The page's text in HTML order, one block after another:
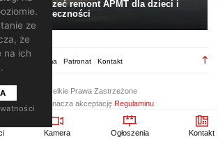
Kamera Ogłoszenia Kontakt
wesprzeć remont APMT dla dzieci i
społeczności
Reklama Patronat Kontakt
©
/ Wszelkie Prawa Zastrzeżone
z portalu oznacza akceptację Regulaminu
ze
że
na ich